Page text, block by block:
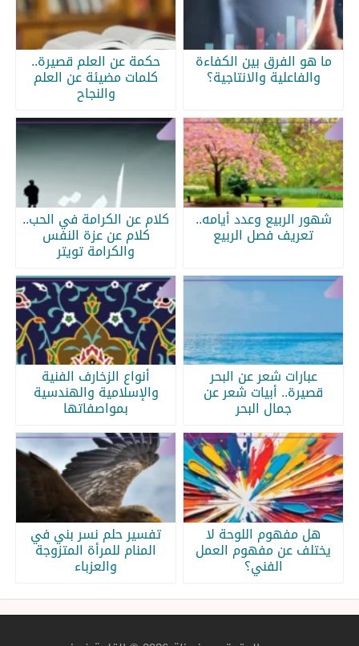
ما هو الفرق بين الكفاءة
والفاعلية والانتاجية؟
حكمة عن العلم قصيرة..
كلمات مضيئة عن العلم
والنجاح
شهور الربيع وعدد أيامه..
تعريف فصل الربيع
كلام عن الكرامة في الحب..
كلام عن عزة النفس
والكرامة تويتر
عبارات شعر عن البحر
قصيرة.. أبيات شعر عن
جمال البحر
أنواع الزخارف الفنية
والإسلامية والهندسية
بمواصفاتها
هل مفهوم اللوحة لا
يختلف عن مفهوم العمل
الفني؟
تفسير حلم نسر بني في
المنام للمرأة المتزوجة
والعزباء